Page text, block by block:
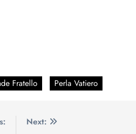
Fratello Perla Vatiero
Next: